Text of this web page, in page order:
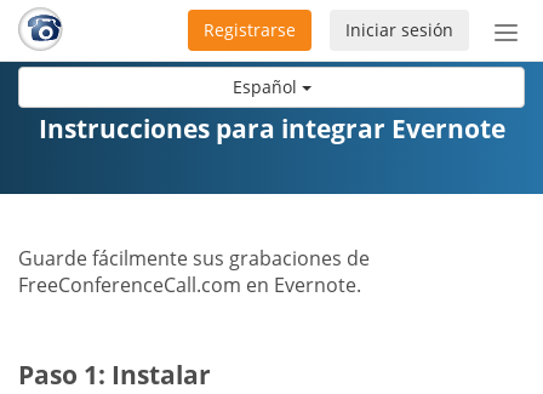
Español
de
Iniciar sesión
Registrarse
Instrucciones para integrar Evernote
Guarde fácilmente sus grabaciones de
FreeConferenceCall.com en Evernote.
Paso 1: Instalar